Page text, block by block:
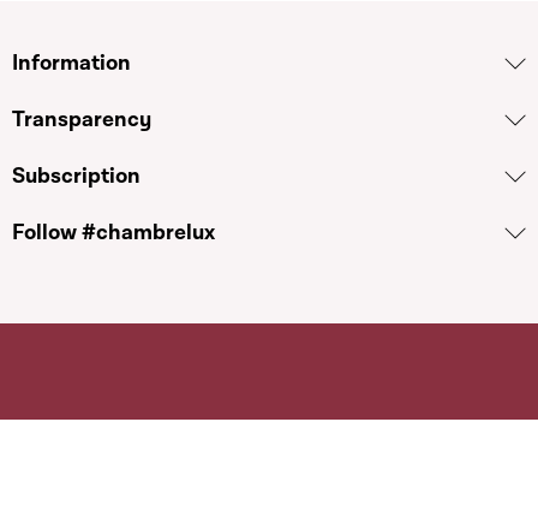
Information
Transparency
Subscription
Follow #chambrelux